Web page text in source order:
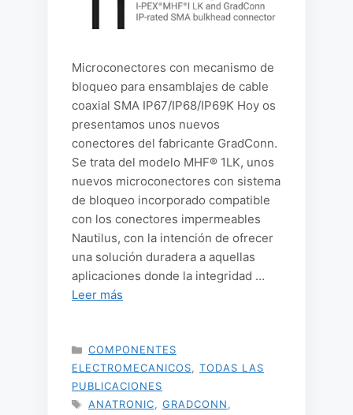
Microconectores con mecanismo de
bloqueo para ensamblajes de cable
coaxial SMA IP67/IP68/IP69K Hoy os
presentamos unos nuevos
conectores del fabricante GradConn.
Se trata del modelo MHF® 1LK, unos
nuevos microconectores con sistema
de bloqueo incorporado compatible
con los conectores impermeables
Nautilus, con la intención de ofrecer
una solución duradera a aquellas
aplicaciones donde la integridad …
Leer más
CATEGORÍAS
COMPONENTES
ELECTROMECANICOS
TODAS LAS
PUBLICACIONES
ETIQUETAS
ANATRONIC GRADCONN